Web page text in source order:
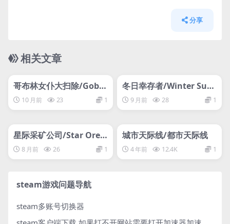
分享
相关文章
网盘下载游戏
哥布林女仆大扫除/Gobli
n Cleanup
10 月前 23 1
网盘下载游戏
冬日幸存者/Winter Surv
ival9 月前 28 1
网盘下载游戏
星际采矿公司/Star Ores
Inc.8 月前 26 1
网盘下载游戏
城市天际线/都市天际线
4 年前 12.4K 1
steam游戏问题导航
steam多账号切换器